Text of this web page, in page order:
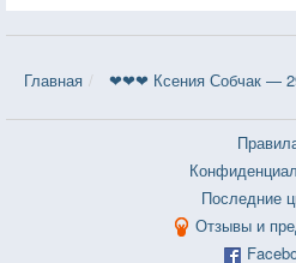
Главная ❤❤❤ Ксения Собчак —
Последние
Отзывы и